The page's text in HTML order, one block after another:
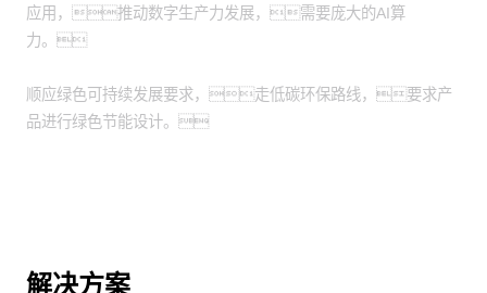
应用，推动数字生产力发展，需要庞大的AI算
力。
顺应绿色可持续发展要求，走低碳环保路线，要求产
品进行绿色节能设计。
解决方案